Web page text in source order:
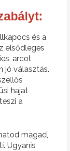
és a
elsődleges
arcot
jó választás.
hajat
a
magad,
Ugyanis